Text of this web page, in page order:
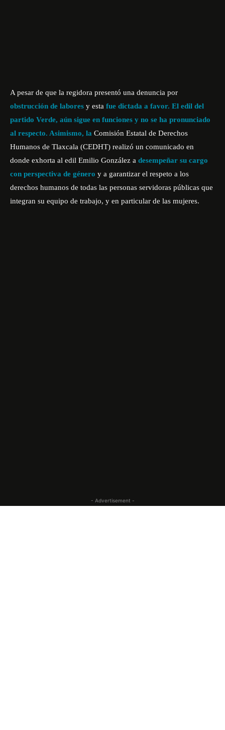
A pesar de que la regidora presentó una denuncia por
obstrucción de labores y esta fue dictada a favor. El edil del
partido Verde, aún sigue en funciones y no se ha pronunciado
al respecto. Asimismo, la Comisión Estatal de Derechos
Humanos de Tlaxcala (CEDHT) realizó un comunicado en
donde exhorta al edil Emilio González a desempeñar su cargo
con perspectiva de género y a garantizar el respeto a los
derechos humanos de todas las personas servidoras públicas que
integran su equipo de trabajo, y en particular de las mujeres.
- Advertisement -